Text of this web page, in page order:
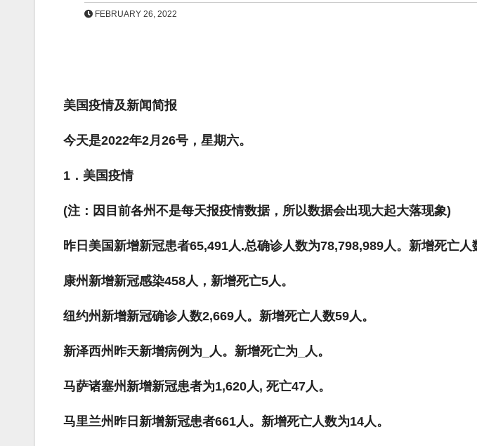
FEBRUARY 26, 2022
美国疫情及新闻简报
今天是2022年2月26号，星期六。
1 ．美国疫情
(注：因目前各州不是每天报疫情数据，所以数据会出现大起大落现象)
昨日美国新增新冠患者65,491人.总确诊人数为78,798,989人。新增死亡人
康州新增新冠感染458人，新增死亡5人。
纽约州新增新冠确诊人数2,669人。新增死亡人数59人。
新泽西州昨天新增病例为 人。新增死亡为 人。
马萨诸塞州新增新冠患者为1,620人, 死亡47人。
马里兰州昨日新增新冠患者661人。新增死亡人数为14人。